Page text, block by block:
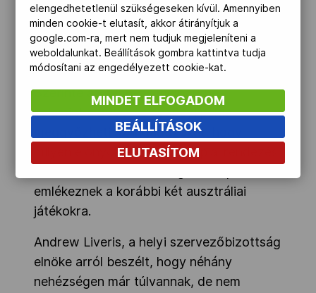
Jaworski azt is hangsúlyozta, hogy
Brisbane képes lesz tartós örökséget
hagyni a helyi közösség számára, és a
város „felkerül majd a világ színpadára.”
Szerinte az 1956-os melbourne-i,
valamint a 2000-es sydneyi példa
meggyőzheti az ingadozókat, hogy
milyen előnyökkel jár az olimpiai rendezés
emlékeznek a korábbi két ausztráliai
játékokra.
Andrew Liveris, a helyi szervezőbizottság
elnöke arról beszélt, hogy néhány
nehézségen már túlvannak, de nem
elengedhetetlenül szükségeseken kívül. Amennyiben
minden cookie-t elutasít, akkor átirányítjuk a
google.com-ra, mert nem tudjuk megjeleníteni a
weboldalunkat. Beállítások gombra kattintva tudja
módosítani az engedélyezett cookie-kat.
MINDET ELFOGADOM
BEÁLLÍTÁSOK
ELUTASÍTOM